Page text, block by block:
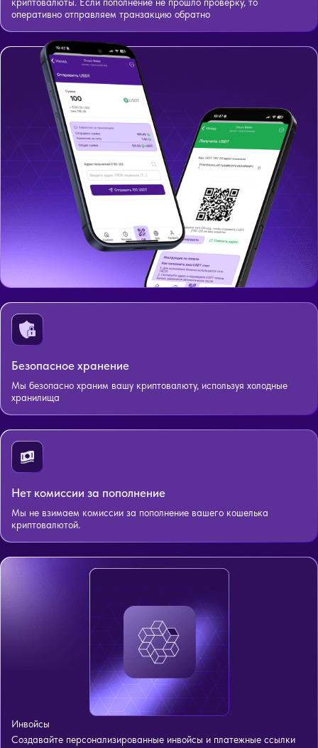
оперативно отправляем транзакцию обратно
Безопасное хранение
Мы безопасно храним вашу криптовалюту, используя холодные
хранилища
Нет комиссии за пополнение
Мы не взимаем комиссии за пополнение вашего кошелька
криптовалютой.
Инвойсы
Создавайте персонализированные инвойсы и платежные ссылки